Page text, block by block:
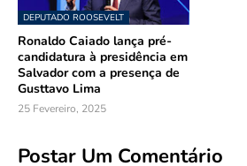
DEPUTADO ROOSEVELT
Ronaldo Caiado lança pré-
candidatura à presidência em
Salvador com a presença de
Gusttavo Lima
25 Fevereiro, 2025
Postar Um Comentário